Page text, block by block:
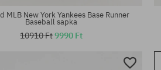
MLB New York Yankees Base Runner
Baseball sapka
10910 Ft9990 Ft